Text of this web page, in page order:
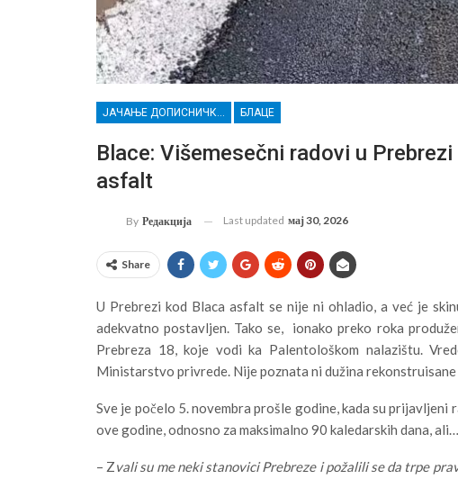
ЈАЧАЊЕ ДОПИСНИЧКЕ МРЕЖЕ НЕЗАВИСНИХ МЕДИЈА У РАСИНСКОМ ОКРУГУ БЛАЦЕ
Blace: Višemesečni radovi u
asfalt
By Редакција Last updated мај 30, 2026
Share
U Prebrezi kod Blaca asfalt se nije ni ohladio, a već je
adekvatno postavljen. Tako se, ionako preko roka
Prebreza 18, koje vodi ka Palentološkom nalazištu.
Ministarstvo privrede. Nije poznata ni dužina
Sve je počelo 5. novembra prošle godine, kada su
ove godine, odnosno za maksimalno 90 kaledarskih dana, ali…
– Zvali su me neki stanovici Prebreze i požalili se da trpe